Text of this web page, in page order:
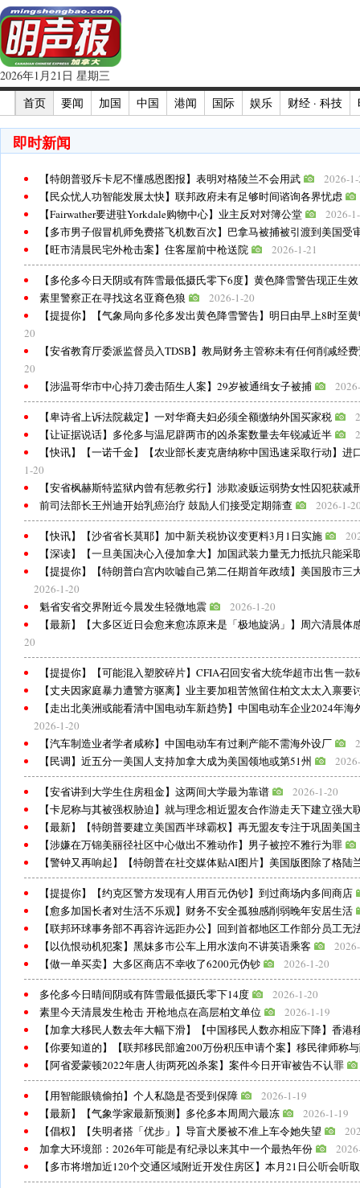
2026年1月21日 星期三
首页
要闻 加国 中国 港闻 国际 娱乐 财经 · 科技
即时新闻
【特朗普驳斥卡尼不懂感恩图报】表明对格陵兰不会用武
2026-
【民众忧人功智能发展太快】联邦政府未有足够时间谘询各界忧虑
【Fairwather要进驻Yorkdale购物中心】业主反对对簿公堂
2026-
【多市男子假冒机师免费搭飞机数百次】巴拿马被捕被引渡到美国受
【旺市清晨民宅外枪击案】住客屋前中枪送院
2026-1-21
【多伦多今日天阴或有阵雪最低摄氏零下6度】黄色降雪警告现正生效
素里警察正在寻找这名亚裔色狼
2026-1-20
【提提你】【气象局向多伦多发出黄色降雪警告】明日由早上8时至
20
【安省教育厅委派监督员入TDSB】教局财务主管称未有任何削减经
20
【涉温哥华市中心持刀袭击陌生人案】29岁被通缉女子被捕
【卑诗省上诉法院裁定】一对华裔夫妇必须全额缴纳外国买家税
【让证据说话】多伦多与温尼辟两市的凶杀案数量去年锐减近半
【快讯】【一诺千金】【农业部长麦克唐纳称中国迅速采取行动】进
1-20
【安省枫赫斯特监狱内曾有惩教劣行】涉欺凌贩运弱势女性囚犯获减
前司法部长王州迪开始乳癌治疗 鼓励人们接受定期筛查
2026-1-
【快讯】【沙省省长莫耶】加中新关税协议变更料3月1日实施
【深读】【一旦美国决心入侵加拿大】加国武装力量无力抵抗只能采
【提提你】【特朗普白宫内吹嘘自己第二任期首年政绩】美国股市三
2026-1-20
魁省安省交界附近今晨发生轻微地震
2026-1-20
【最新】【大多区近日会愈来愈冻原来是「极地旋涡」】周六清晨体
20
【提提你】【可能混入塑胶碎片】CFIA召回安省大统华超市出售一款
【丈夫因家庭暴力遭警方驱离】业主要加租苦煞留住柏文太太入禀要
【走出北美洲或能看清中国电动车新趋势】中国电动车企业2024年
2026-1-20
【汽车制造业者学者咸称】中国电动车有过剩产能不需海外设厂
【民调】近五分一美国人支持加拿大成为美国领地或第51州
【安省讲到大学生住房租金】这两间大学最为靠谱
2026-1-20
【卡尼称与其被强权胁迫】就与理念相近盟友合作游走天下建立强大
【最新】【特朗普要建立美国西半球霸权】再无盟友专注于巩固美国
【涉嫌在万锦美丽径社区中心做出不雅动作】男子被控不雅行为罪
【警钟又再响起】【特朗普在社交媒体贴AI图片】美国版图除了格陆
【提提你】【约克区警方发现有人用百元伪钞】到过商场内多间商店
【愈多加国长者对生活不乐观】财务不安全孤独感削弱晚年安居生活
【联邦环球事务部不再容许远距办公】回到首都地区工作部分员工无
【以仇恨动机犯案】黑妹多市公车上用水泼向不讲英语乘客
【做一单买卖】大多区商店不幸收了6200元伪钞
2026-1-20
多伦多今日晴间阴或有阵雪最低摄氏零下14度
2026-1-20
素里今天清晨发生枪击 开枪地点在高层柏文单位
2026-1-19
【加拿大移民人数去年大幅下滑】【中国移民人数亦相应下降】香港
【你要知道的】【联邦移民部逾200万份积压申请个案】移民律师称
【阿省爱蒙顿2022年唐人街两死凶杀案】案件今日开审被告不认罪
【用智能眼镜偷拍】个人私隐是否受到保障
2026-1-19
【最新】【气象学家最新预测】多伦多本周周六最冻
2026-1-19
【倡权】【失明者搭「优步」】导盲犬屡被不准上车令她失望
加拿大环境部：2026年可能是有纪录以来其中一个最热年份
【多市将增加近120个交通区域附近开发住房区】本月21日公听会听